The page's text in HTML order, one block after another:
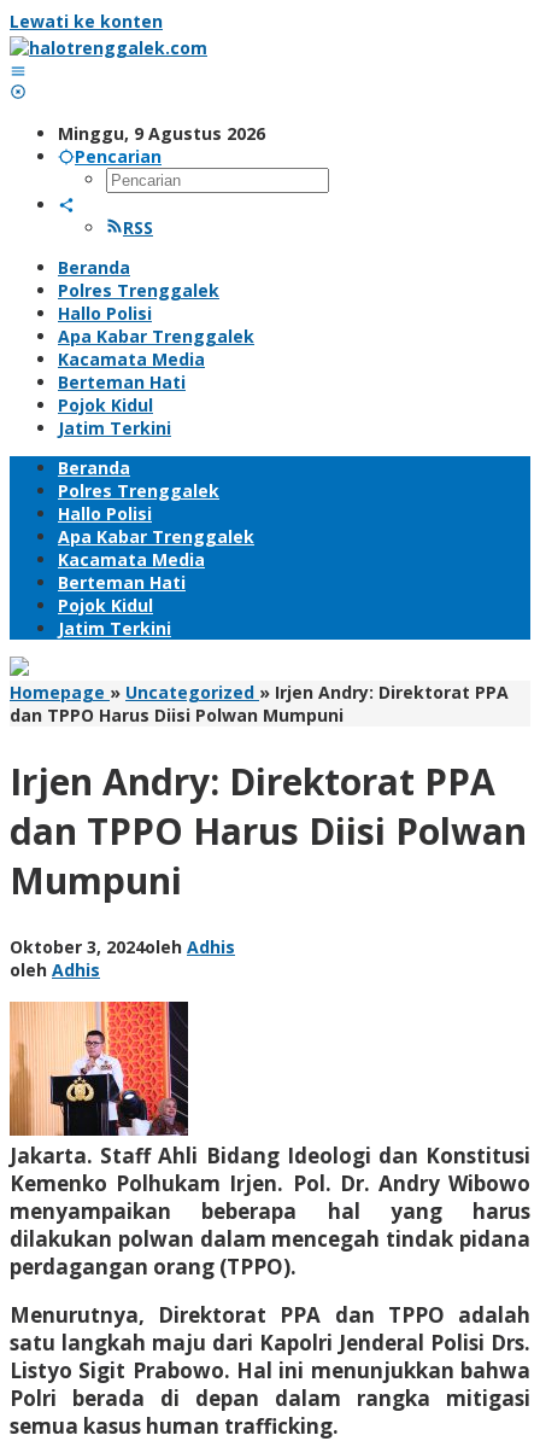
Lewati ke konten
Minggu, 9 Agustus 2026
Pencarian
RSS
Beranda
Polres Trenggalek
Hallo Polisi
Apa Kabar Trenggalek
Kacamata Media
Berteman Hati
Pojok Kidul
Jatim Terkini
Beranda
Polres Trenggalek
Hallo Polisi
Apa Kabar Trenggalek
Kacamata Media
Berteman Hati
Pojok Kidul
Jatim Terkini
Homepage » Uncategorized » Irjen Andry: Direktorat PPA
dan TPPO Harus Diisi Polwan Mumpuni
Irjen Andry: Direktorat PPA
dan TPPO Harus Diisi Polwan
Mumpuni
Oktober 3, 2024oleh Adhis
oleh Adhis
Jakarta. Staff Ahli Bidang Ideologi dan Konstitusi
Kemenko Polhukam Irjen. Pol. Dr. Andry Wibowo
menyampaikan beberapa hal yang harus
dilakukan polwan dalam mencegah tindak pidana
perdagangan orang (TPPO).
Menurutnya, Direktorat PPA dan TPPO adalah
satu langkah maju dari Kapolri Jenderal Polisi Drs.
Listyo Sigit Prabowo. Hal ini menunjukkan bahwa
Polri berada di depan dalam rangka mitigasi
semua kasus human trafficking.